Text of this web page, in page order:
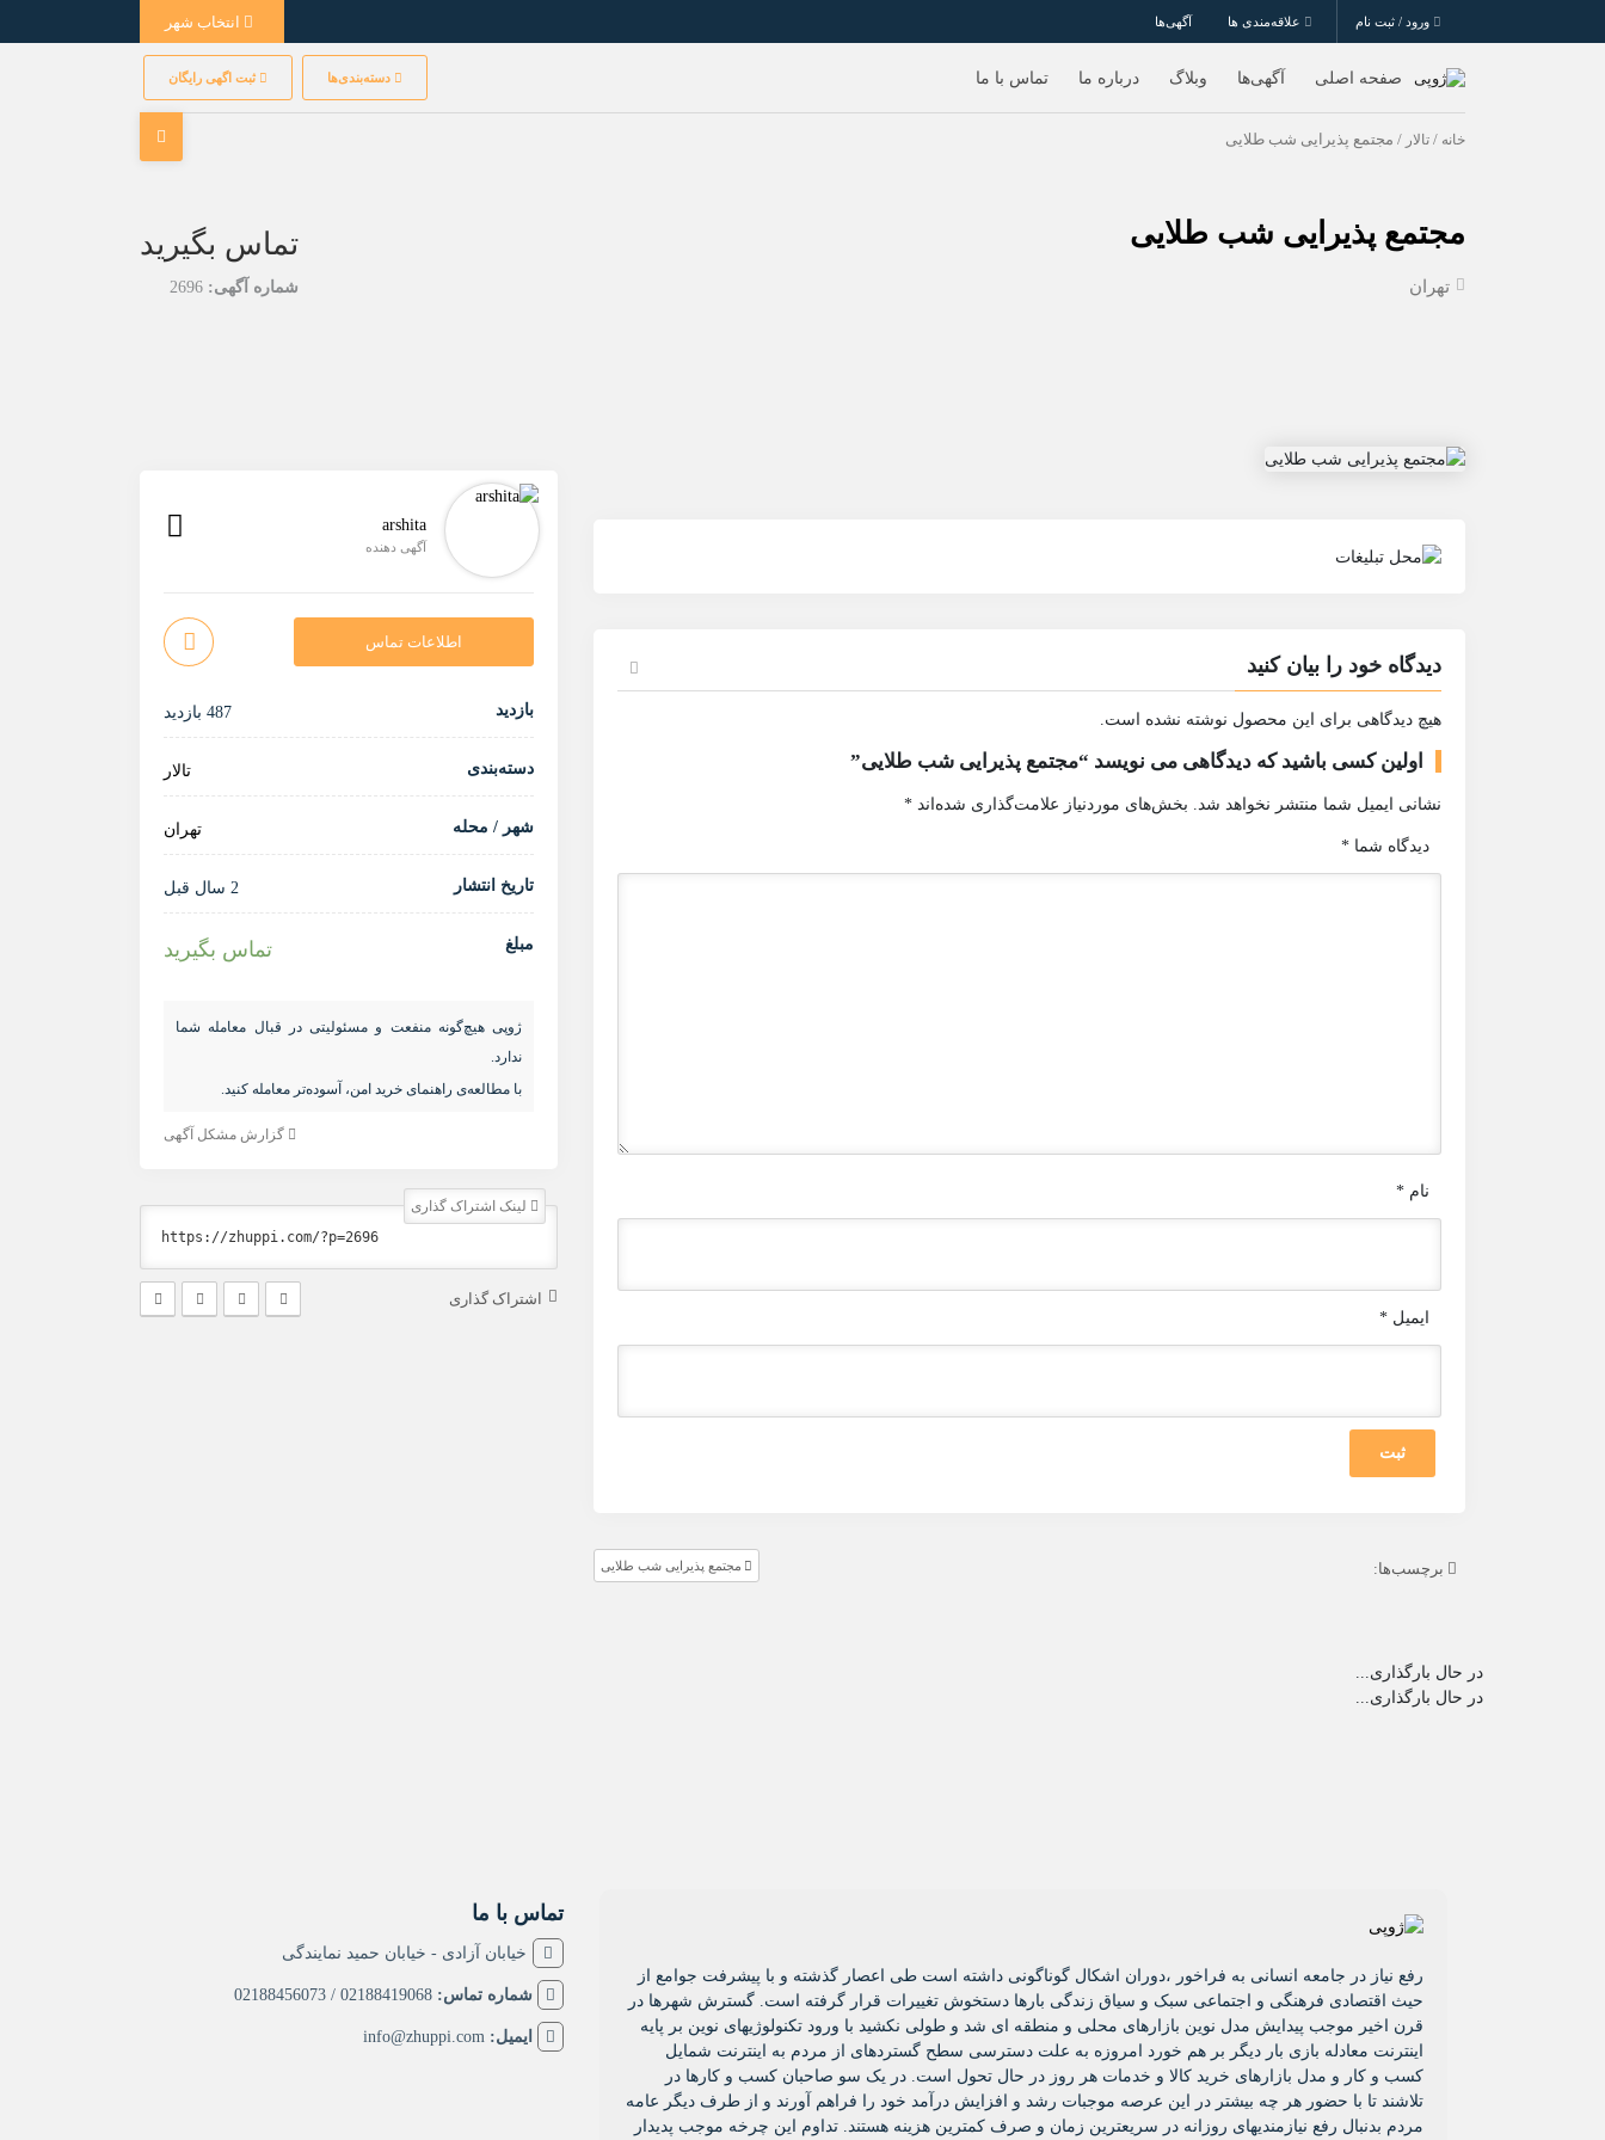
ورود / ثبت نام علاقه‌مندی ها آگهی‌ها
صفحه اصلی آگهی‌ها وبلاگ درباره ما تماس با ما دسته‌بندی‌ها ثبت اگهی رایگان
خانه / تالار / مجتمع پذیرایی شب طلایی
مجتمع پذیرایی شب طلایی
تهران
تماس بگیرید
شماره آگهی: 2696
دیدگاه خود را بیان کنید
هیچ دیدگاهی برای این محصول نوشته نشده است.
اولین کسی باشید که دیدگاهی می نویسد “مجتمع پذیرایی شب طلایی”
نشانی ایمیل شما منتشر نخواهد شد. بخش‌های موردنیاز علامت‌گذاری شده‌اند *
دیدگاه شما *
نام *
ایمیل *
برچسب‌ها: مجتمع پذیرایی شب طلایی
arshita
آگهی دهنده
اطلاعات تماس
بازدید 487 بازدید
دسته‌بندی تالار
شهر / محله تهران
تاریخ انتشار 2 سال قبل
مبلغ تماس بگیرید
ژوپی هیچ‌گونه منفعت و مسئولیتی در قبال معامله شما
ندارد.
با مطالعه‌ی راهنمای خرید امن، آسوده‌تر معامله کنید.
گزارش مشکل آگهی
لینک اشتراک گذاری
اشتراک گذاری
در حال بارگذاری...
در حال بارگذاری...
رفع نیاز در جامعه انسانی به فراخور ،دوران اشکال گوناگونی داشته است طی اعصار گذشته و با پیشرفت جوامع از
حیث اقتصادی فرهنگی و اجتماعی سبک و سیاق زندگی بارها دستخوش تغییرات قرار گرفته است. گسترش شهرها در
قرن اخیر موجب پیدایش مدل نوین بازارهای محلی و منطقه ای شد و طولی نکشید با ورود تکنولوژیهای نوین بر پایه
اینترنت معادله بازی بار دیگر بر هم خورد امروزه به علت دسترسی سطح گستردهای از مردم به اینترنت شمایل
کسب و کار و مدل بازارهای خرید کالا و خدمات هر روز در حال تحول است. در یک سو صاحبان کسب و کارها در
تلاشند تا با حضور هر چه بیشتر در این عرصه موجبات رشد و افزایش درآمد خود را فراهم آورند و از طرف دیگر عامه
مردم بدنبال رفع نیازمندیهای روزانه در سریعترین زمان و صرف کمترین هزینه هستند. تداوم این چرخه موجب پدیدار
تماس با ما
خیابان آزادی - خیابان حمید نمایندگی
شماره تماس: 02188419068 / 02188456073
ایمیل: info@zhuppi.com